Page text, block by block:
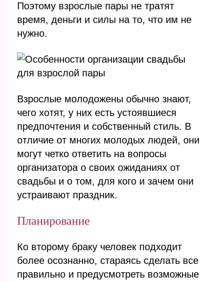
Поэтому взрослые пары не тратят
время, деньги и силы на то, что им не
нужно.
Взрослые молодожены обычно знают,
чего хотят, у них есть устоявшиеся
предпочтения и собственный стиль. В
отличие от многих молодых людей, они
могут четко ответить на вопросы
организатора о своих ожиданиях от
свадьбы и о том, для кого и зачем они
устраивают праздник.
Планирование
Ко второму браку человек подходит
более осознанно, стараясь сделать все
правильно и предусмотреть возможные